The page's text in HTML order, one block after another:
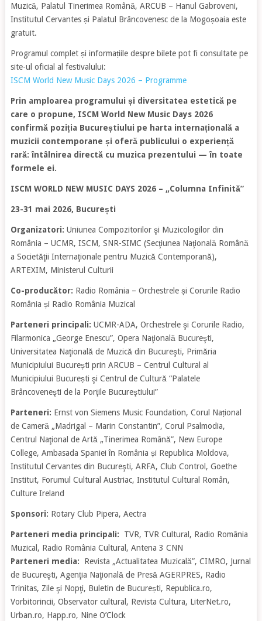
Muzică, Palatul Tinerimea Română, ARCUB – Hanul Gabroveni,
Institutul Cervantes și Palatul Brâncovenesc de la Mogoșoaia este
gratuit.
Programul complet și informațiile despre bilete pot fi consultate pe
site-ul oficial al festivalului:
ISCM World New Music Days 2026 – Programme
Prin amploarea programului și diversitatea estetică pe
care o propune, ISCM World New Music Days 2026
confirmă poziția Bucureștiului pe harta internațională a
muzicii contemporane și oferă publicului o experiență
rară: întâlnirea directă cu muzica prezentului — în toate
formele ei.
ISCM WORLD NEW MUSIC DAYS 2026 – „Columna Infinită”
23-31 mai 2026, București
Organizatori: Uniunea Compozitorilor şi Muzicologilor din
România – UCMR, ISCM, SNR-SIMC (Secţiunea Naţională Română
a Societăţii Internaţionale pentru Muzică Contemporană),
ARTEXIM, Ministerul Culturii
Co-producător: Radio România – Orchestrele și Corurile Radio
România și Radio România Muzical
Parteneri principali: UCMR-ADA, Orchestrele şi Corurile Radio,
Filarmonica „George Enescu”, Opera Naţională Bucureşti,
Universitatea Naţională de Muzică din Bucureşti, Primăria
Municipiului București prin ARCUB – Centrul Cultural al
Municipiului București şi Centrul de Cultură “Palatele
Brâncoveneşti de la Porţile Bucureştiului”
Parteneri: Ernst von Siemens Music Foundation, Corul Național
de Cameră „Madrigal – Marin Constantin”, Corul Psalmodia,
Centrul Naţional de Artă „Tinerimea Română”, New Europe
College, Ambasada Spaniei în România și Republica Moldova,
Institutul Cervantes din Bucureşti, ARFA, Club Control, Goethe
Institut, Forumul Cultural Austriac, Institutul Cultural Român,
Culture Ireland
Sponsori: Rotary Club Pipera, Aectra
Parteneri media principali: TVR, TVR Cultural, Radio România
Muzical, Radio România Cultural, Antena 3 CNN
Parteneri media: Revista „Actualitatea Muzicală”, CIMRO, Jurnal
de Bucureşti, Agenţia Naţională de Presă AGERPRES, Radio
Trinitas, Zile şi Nopţi, Buletin de București, Republica.ro,
Vorbitorincii, Observator cultural, Revista Cultura, LiterNet.ro,
Urban.ro, Happ.ro, Nine O’Clock